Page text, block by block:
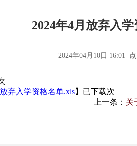
2024年4月放弃入
2024年04月10日 16:01
弃入学资格名单.xls】已下载次
上一条： 关